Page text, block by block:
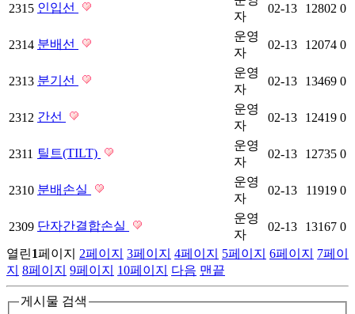
2315 인입선
자
02-13 12802 0
2314 분배선
운영
자
02-13 12074 0
2313 분기선
운영
자
02-13 13469 0
2312 간선
운영
자
02-13 12419 0
2311 틸트(TILT)
운영
자
02-13 12735 0
2310 분배손실
운영
자
02-13 11919 0
2309 단자간결합손실
운영
자
02-13 13167 0
열린1페이지 2페이지 3페이지 4페이지 5페이지 6페이지 7페이
지 8페이지 9페이지 10페이지 다음 맨끝
게시물 검색